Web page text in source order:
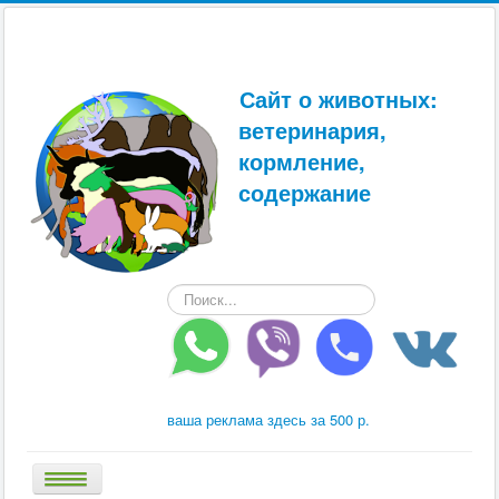
Сайт о животных:
ветеринария,
кормление,
содержание
Искать...
ваша реклама здесь за 500 р.